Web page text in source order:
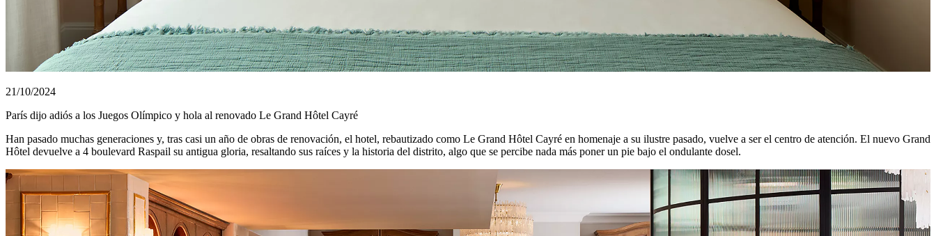
21/10/2024
París dijo adiós a los Juegos Olímpico y hola al renovado Le Grand Hôtel Cayré
Han pasado muchas generaciones y, tras casi un año de obras de renovación, el hotel, rebautizado como Le Grand Hôtel Cayré en homenaje a su ilustre pasado, vuelve a ser el centro de atención. El nuevo Grand
Hôtel devuelve a 4 boulevard Raspail su antigua gloria, resaltando sus raíces y la historia del distrito, algo que se percibe nada más poner un pie bajo el ondulante dosel.